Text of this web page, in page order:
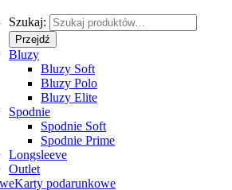
Szukaj:
Przejdź
Bluzy
Bluzy Soft
Bluzy Polo
Bluzy Elite
Spodnie
Spodnie Soft
Spodnie Prime
Longsleeve
Outlet
Karty podarunkowe